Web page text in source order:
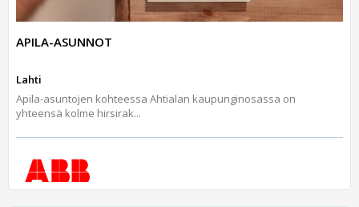
APILA-ASUNNOT
Lahti
Apila-asuntojen kohteessa Ahtialan kaupunginosassa on
yhteensä kolme hirsirak...